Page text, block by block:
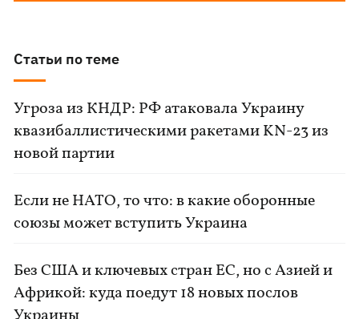
Статьи по теме
Угроза из КНДР: РФ атаковала Украину
квазибаллистическими ракетами KN-23 из
новой партии
Если не НАТО, то что: в какие оборонные
союзы может вступить Украина
Без США и ключевых стран ЕС, но с Азией и
Африкой: куда поедут 18 новых послов